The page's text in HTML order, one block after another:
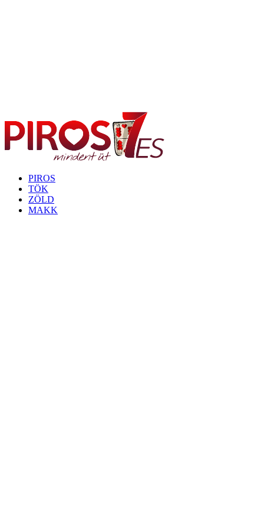
PIROS
TÖK
ZÖLD
MAKK